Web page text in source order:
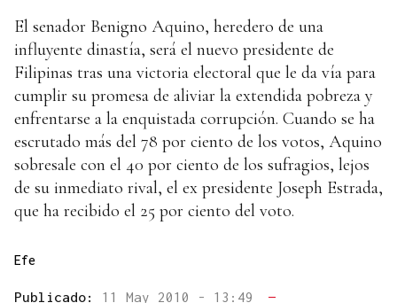
El senador Benigno Aquino, heredero de una
influyente dinastía, será el nuevo presidente de
Filipinas tras una victoria electoral que le da vía para
cumplir su promesa de aliviar la extendida pobreza y
enfrentarse a la enquistada corrupción. Cuando se ha
escrutado más del 78 por ciento de los votos, Aquino
sobresale con el 40 por ciento de los sufragios, lejos
de su inmediato rival, el ex presidente Joseph Estrada,
que ha recibido el 25 por ciento del voto.
Efe
Publicado: 11 May 2010 - 13:49
—